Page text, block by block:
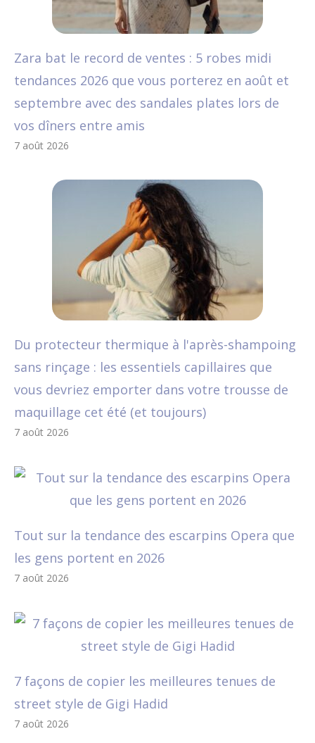
Zara bat le record de ventes : 5 robes midi
tendances 2026 que vous porterez en août et
septembre avec des sandales plates lors de
vos dîners entre amis
7 août 2026
Du protecteur thermique à l'après-shampoing
sans rinçage : les essentiels capillaires que
vous devriez emporter dans votre trousse de
maquillage cet été (et toujours)
7 août 2026
Tout sur la tendance des escarpins Opera que
les gens portent en 2026
7 août 2026
7 façons de copier les meilleures tenues de
street style de Gigi Hadid
7 août 2026